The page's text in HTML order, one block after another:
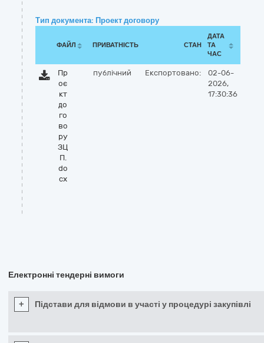
Тип документа: Проект договору
ФАЙЛ ПРИВАТНІСТЬ СТАН
ДАТА
ТА
ЧАС
Пр
оє
кт
до
го
во
ру
ЗЦ
П.
do
cx
публічний Експортовано:
02-06-
2026,
17:30:36
Електронні тендерні вимоги
+ Підстави для відмови в участі у процедурі закупівлі